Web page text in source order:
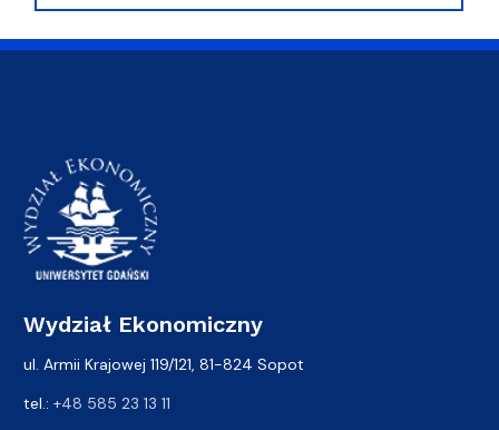
Wydział Ekonomiczny
ul. Armii Krajowej 119/121, 81-824 Sopot
tel.: +48 585 23 13 11